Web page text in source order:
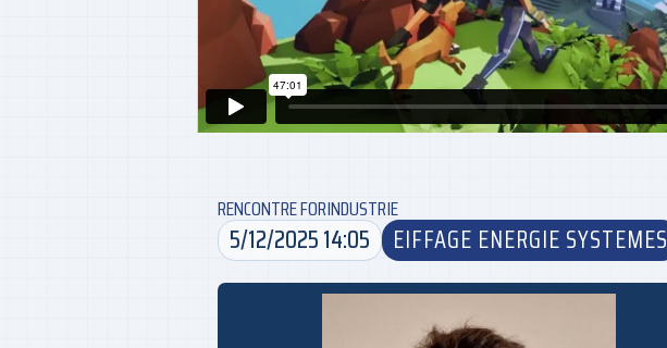
RENCONTRE FORINDUSTRIE
5/12/2025 14:05 EIFFAGE ENERGIE SYSTEMES